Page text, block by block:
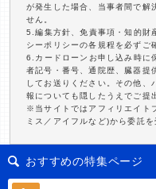
が発生した場合、当事者間で解
せん。
5.編集方針、免責事項・知的財
シーポリシーの各規程を必ずご
6.カードローンお申し込み時に
者記号・番号、通院歴、臓器提
してお送りください。その他、
報についても隠したうえでご提
※当サイトではアフィリエイト
ミス／アイフルなど)から委託
おすすめの特集ページ